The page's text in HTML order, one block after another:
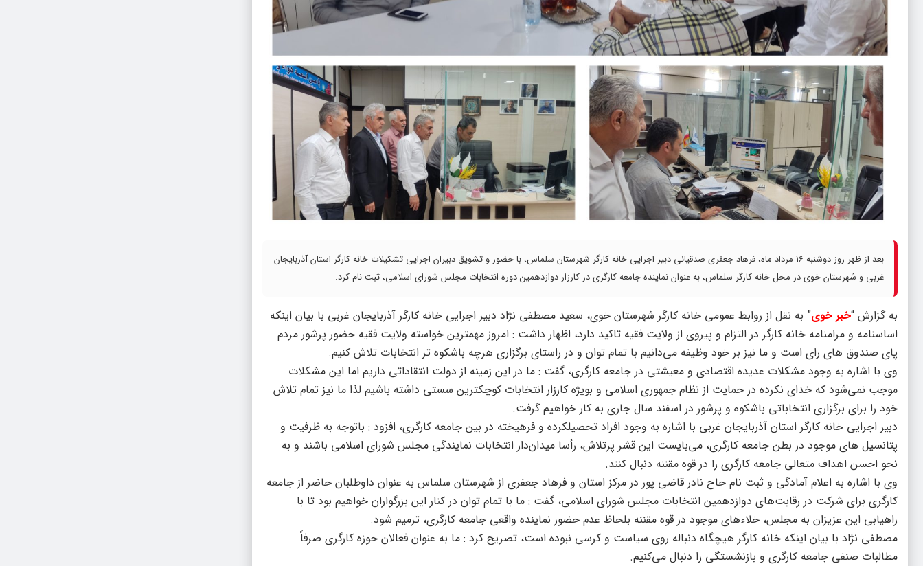
بعد از ظهر روز دوشنبه 16 مرداد ماه، فرهاد جعفری صدقیانی دبیر اجرایی خانه کارگر شهرستان سلماس، با حضور و تشویق دبیران اجرایی تشکیلات خانه کارگر استان آذربایجان
غربی و شهرستان خوی در محل خانه کارگر سلماس، به عنوان نماینده جامعه کارگری در کارزار دوازدهمین دوره انتخابات مجلس شورای اسلامی، ثبت نام کرد.
به گزارش “خبر خوی” به نقل از روابط عمومی خانه کارگر شهرستان خوی، سعید مصطفی نژاد دبیر اجرایی خانه کارگر آذربایجان غربی با بیان اینکه
اساسنامه و مرامنامه خانه کارگر در التزام و پیروی از ولایت فقیه تاکید دارد، اظهار داشت : امروز مهمترین خواسته ولایت فقیه حضور پرشور مردم
پای صندوق های رای است و ما نیز بر خود وظیفه می‌دانیم با تمام توان و در راستای برگزاری هرچه باشکوه تر انتخابات تلاش کنیم.
وی با اشاره به وجود مشکلات عدیده اقتصادی و معیشتی در جامعه کارگری، گفت : ما در این زمینه از دولت انتقاداتی داریم اما این مشکلات
موجب نمی‌شود که خدای نکرده در حمایت از نظام جمهوری اسلامی و بویژه کارزار انتخابات کوچکترین سستی داشته باشیم لذا ما نیز تمام تلاش
خود را برای برگزاری انتخاباتی باشکوه و پرشور در اسفند سال جاری به کار خواهیم گرفت.
دبیر اجرایی خانه کارگر استان آذربایجان غربی با اشاره به وجود افراد تحصیلکرده و فرهیخته در بین جامعه کارگری، افزود : باتوجه به ظرفیت و
پتانسیل های موجود در بطن جامعه کارگری، می‌بایست این قشر پرتلاش، رأسا میدان‌دار انتخابات نمایندگی مجلس شورای اسلامی باشند و به
نحو احسن اهداف متعالی جامعه کارگری را در قوه مقننه دنبال کنند.
وی با اشاره به اعلام آمادگی و ثبت نام حاج نادر قاضی پور در مرکز استان و فرهاد جعفری از شهرستان سلماس به عنوان داوطلبان حاضر از جامعه
کارگری برای شرکت در رقابت‌های دوازدهمین انتخابات مجلس شورای اسلامی، گفت : ما با تمام توان در کنار این بزرگواران خواهیم بود تا با
راهیابی این عزیزان به مجلس، خلاءهای موجود در قوه مقننه بلحاظ عدم حضور نماینده واقعی جامعه کارگری، ترمیم شود.
مصطفی نژاد با بیان اینکه خانه کارگر هیچگاه دنباله روی سیاست و کرسی نبوده است، تصریح کرد : ما به عنوان فعالان حوزه کارگری صرفاً
مطالبات صنفی جامعه کارگری و بازنشستگی را دنبال می‌کنیم.